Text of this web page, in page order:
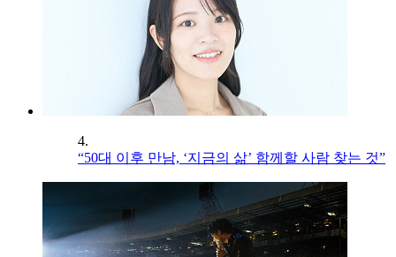
4.
“50대 이후 만남, ‘지금의 삶’ 함께할 사람 찾는 것”